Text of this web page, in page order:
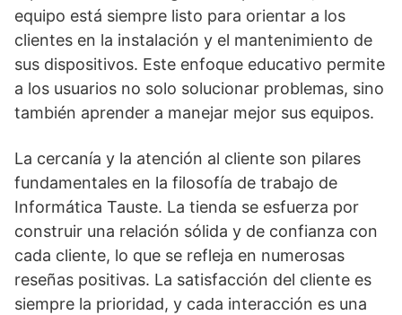
equipo está siempre listo para orientar a los
clientes en la instalación y el mantenimiento de
sus dispositivos. Este enfoque educativo permite
a los usuarios no solo solucionar problemas, sino
también aprender a manejar mejor sus equipos.
La cercanía y la atención al cliente son pilares
fundamentales en la filosofía de trabajo de
Informática Tauste. La tienda se esfuerza por
construir una relación sólida y de confianza con
cada cliente, lo que se refleja en numerosas
reseñas positivas. La satisfacción del cliente es
siempre la prioridad, y cada interacción es una